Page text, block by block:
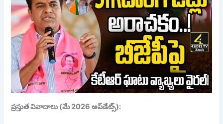
ప్రస్తుత వివాదాలు (మే 2026 అప్‌డేట్స్):